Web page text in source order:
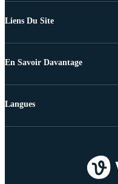
Liens Du Site
En Savoir Davantage
Langues